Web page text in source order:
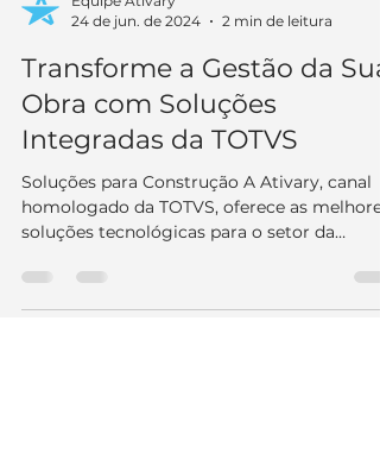
Equipe Ativary
24 de jun. de 2024
2 min de leitura
Transforme a Gestão da Sua
Obra com Soluções
Integradas da TOTVS
Soluções para Construção A Ativary, canal
homologado da TOTVS, oferece as melhores
construção. Com...